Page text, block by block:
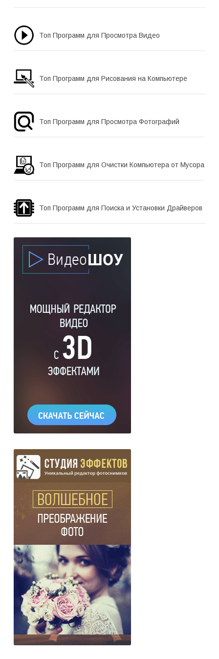
Топ Программ для Просмотра Видео
Топ Программ для Рисования на Компьютере
Топ Программ для Просмотра Фотографий
Топ Программ для Очистки Компьютера от Мусора
Топ Программ для Поиска и Установки Драйверов